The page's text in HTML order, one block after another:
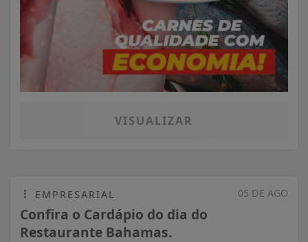
VISUALIZAR
05 DE AGO
EMPRESARIAL
Confira o Cardápio do dia do
Restaurante Bahamas.